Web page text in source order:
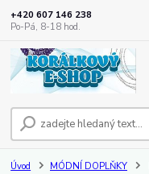
+420 607 146 238
Po-Pá, 8-18 hod.
Úvod MÓDNÍ DOPLŇKY